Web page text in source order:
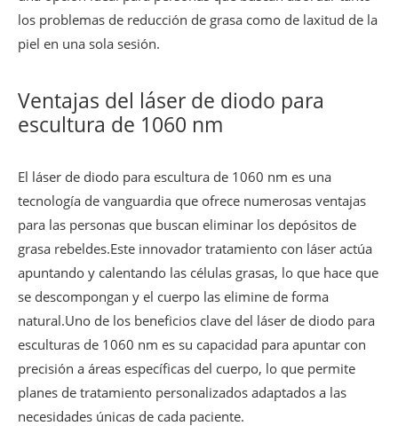
los problemas de reducción de grasa como de laxitud de la
piel en una sola sesión.
Ventajas del láser de diodo para
escultura de 1060 nm
El láser de diodo para escultura de 1060 nm es una
tecnología de vanguardia que ofrece numerosas ventajas
para las personas que buscan eliminar los depósitos de
grasa rebeldes.Este innovador tratamiento con láser actúa
apuntando y calentando las células grasas, lo que hace que
se descompongan y el cuerpo las elimine de forma
natural.Uno de los beneficios clave del láser de diodo para
esculturas de 1060 nm es su capacidad para apuntar con
precisión a áreas específicas del cuerpo, lo que permite
planes de tratamiento personalizados adaptados a las
necesidades únicas de cada paciente.